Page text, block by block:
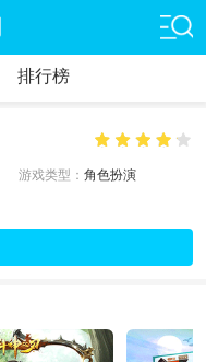
排行榜
游戏类型： 角色扮演